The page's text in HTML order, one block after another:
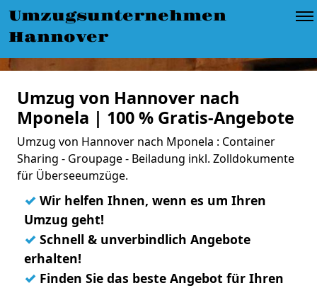
Umzugsunternehmen
Hannover
Umzug von Hannover nach
Mponela | 100 % Gratis-Angebote
Umzug von Hannover nach Mponela : Container
Sharing - Groupage - Beiladung inkl. Zolldokumente
für Überseeumzüge.
✓ Wir helfen Ihnen, wenn es um Ihren
Umzug geht!
✓ Schnell & unverbindlich Angebote
erhalten!
✓ Finden Sie das beste Angebot für Ihren